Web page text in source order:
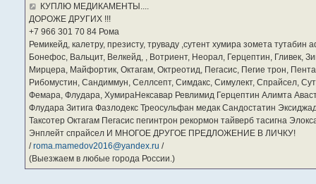
КУПЛЮ МЕДИКАМЕНТЫ....
ДОРОЖЕ ДРУГИХ !!!
‪+7 966 301 70 84‬ Рома
Ремикейд, калетру, презисту, труваду ,сутент хумира зомета
Бонефос, Вальцит, Велкейд, , Вотриент, Неорал, Герцептин, Гливек,
Мирцера, Майфортик, Октагам, Октреотид, Пегасис, Пегие трон,
Рибомустин, Сандиммун, Селлсепт, Симдакс, Симулект, Спрайсел,
Фемара, Флудара, ХумираНексавар Ревлимид Герцептин Алимта
Флудара Зитига Фазлодекс Треосульфан медак Сандостатин
Таксотер Октагам Пегасис пегинтрон рекормон тайверб тасигна
Энплейт спрайсел И МНОГОЕ ДРУГОЕ ПРЕДЛОЖЕНИЕ В ЛИЧКУ!
/roma.mamedov2016@yandex.ru /
(Выезжаем в любые города России.)